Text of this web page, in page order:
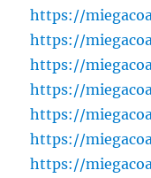
https://
https://
https://
https://
https://
https://
https://